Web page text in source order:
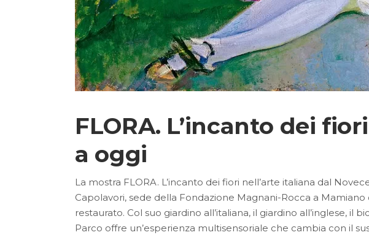
FLORA. L’incanto dei
a oggi
La mostra FLORA. L’incanto dei fiori nell’arte italiana dal
Capolavori, sede della Fondazione Magnani-Rocca a
restaurato. Col suo giardino all’italiana, il giardino all’inglese,
Parco offre un’esperienza multisensoriale che cambia con il